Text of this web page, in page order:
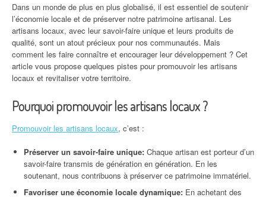
Dans un monde de plus en plus globalisé, il est essentiel de soutenir
l’économie locale et de préserver notre patrimoine artisanal. Les
artisans locaux, avec leur savoir-faire unique et leurs produits de
qualité, sont un atout précieux pour nos communautés. Mais
comment les faire connaître et encourager leur développement ? Cet
article vous propose quelques pistes pour promouvoir les artisans
locaux et revitaliser votre territoire.
Pourquoi promouvoir les artisans locaux ?
Promouvoir les artisans locaux, c’est :
Préserver un savoir-faire unique: Chaque artisan est porteur d’un
savoir-faire transmis de génération en génération. En les
soutenant, nous contribuons à préserver ce patrimoine immatériel.
Favoriser une économie locale dynamique: En achetant des